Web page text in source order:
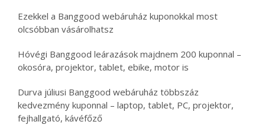
Ezekkel a Banggood webáruház kuponokkal most
olcsóbban vásárolhatsz
Hóvégi Banggood leárazások majdnem 200 kuponnal –
okosóra, projektor, tablet, ebike, motor is
Durva júliusi Banggood webáruház többszáz
kedvezmény kuponnal – laptop, tablet, PC, projektor,
fejhallgató, kávéfőző